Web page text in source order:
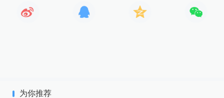
为你推荐